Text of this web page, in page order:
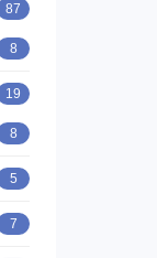
87
8
19
8
5
7